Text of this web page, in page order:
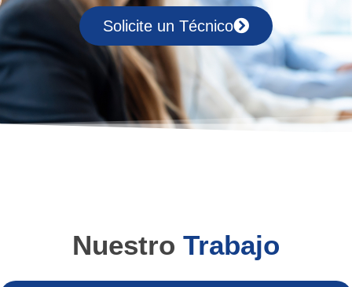
Solicite un Técnico
Nuestro Trabajo